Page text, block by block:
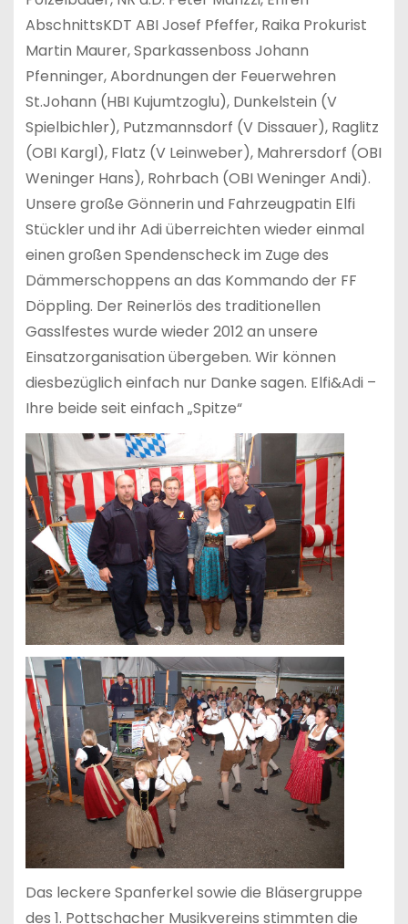
AbschnittsKDT ABI Josef Pfeffer, Raika Prokurist
Martin Maurer, Sparkassenboss Johann
Pfenninger, Abordnungen der Feuerwehren
St.Johann (HBI Kujumtzoglu), Dunkelstein (V
Spielbichler), Putzmannsdorf (V Dissauer), Raglitz
(OBI Kargl), Flatz (V Leinweber), Mahrersdorf (OBI
Weninger Hans), Rohrbach (OBI Weninger Andi).
Unsere große Gönnerin und Fahrzeugpatin Elfi
Stückler und ihr Adi überreichten wieder einmal
einen großen Spendenscheck im Zuge des
Dämmerschoppens an das Kommando der FF
Döppling. Der Reinerlös des traditionellen
Gasslfestes wurde wieder 2012 an unsere
Einsatzorganisation übergeben. Wir können
diesbezüglich einfach nur Danke sagen. Elfi&Adi –
Ihre beide seit einfach „Spitze“
Das leckere Spanferkel sowie die Bläsergruppe
des 1. Pottschacher Musikvereins stimmten die